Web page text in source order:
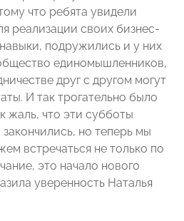
что ребята увидели
реализации своих бизнес-
подружились и у них
единомышленников,
друг с другом могут
И так трогательно было
жаль, что эти субботы
но теперь мы
встречаться не только по
это начало нового
уверенность Наталья